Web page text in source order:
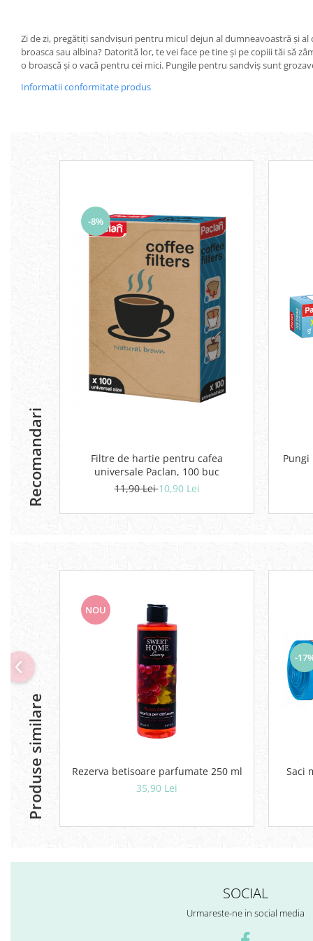
Accesorii ingrijire corp
Machiaj
Creion si tus ochi
Accesorii machiaj
Adeziv dentar si ingrijire proteza
Geluri si deodorante igiena intima
Produse manichiura & pedichiura
Accesorii manichiura & pedichiura
Seturi cadou
Zi de zi, pregătiți sandvișuri pentru micul dejun al dumneavoastră și
broasca sau albina? Datorită lor, te vei face pe tine și pe copiii tăi să
o broască și o vacă pentru cei mici. Pungile pentru sandviș sunt
Informatii conformitate produs
Recomandari
-8%
Filtre de hartie pentru cafea
universale Paclan, 100 buc
11,90 Lei10,90 Lei
Pungi
Produse similare
NOU
Rezerva betisoare parfumate 250 ml
35,90 Lei
-
Saci
SOCIAL
Urmareste-ne in social media